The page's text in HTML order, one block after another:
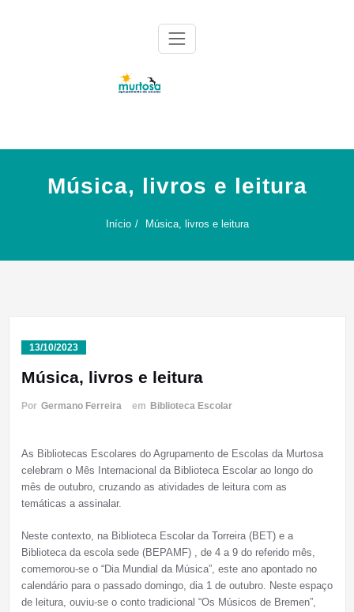
Música, livros e leitura
Início Música, livros e leitura
13/10/2023
Música, livros e leitura
Por Germano Ferreira em Biblioteca Escolar
As Bibliotecas Escolares do Agrupamento de Escolas da Murtosa
celebram o Mês Internacional da Biblioteca Escolar ao longo do
mês de outubro, cruzando as atividades de leitura com as
temáticas a assinalar.
Neste contexto, na Biblioteca Escolar da Torreira (BET) e a
Biblioteca da escola sede (BEPAMF) , de 4 a 9 do referido mês,
comemorou-se o “Dia Mundial da Música”, este ano apontado no
calendário para o passado domingo, dia 1 de outubro. Neste espaço
de leitura, ouviu-se o conto tradicional “Os Músicos de Bremen”,